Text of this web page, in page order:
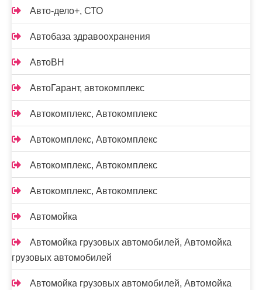
Авто-дело+, СТО
Автобаза здравоохранения
АвтоВН
АвтоГарант, автокомплекс
Автокомплекс, Автокомплекс
Автокомплекс, Автокомплекс
Автокомплекс, Автокомплекс
Автокомплекс, Автокомплекс
Автомойка
Автомойка грузовых автомобилей, Автомойка
грузовых автомобилей
Автомойка грузовых автомобилей, Автомойка